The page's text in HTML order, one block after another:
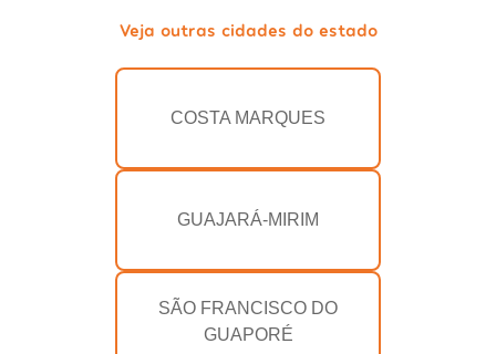
Veja outras cidades do estado
COSTA MARQUES
GUAJARÁ-MIRIM
SÃO FRANCISCO DO
GUAPORÉ